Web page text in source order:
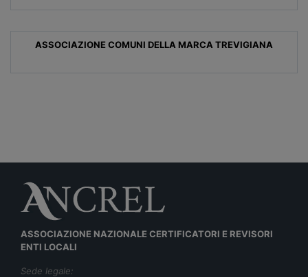
ASSOCIAZIONE COMUNI DELLA MARCA TREVIGIANA
ASSOCIAZIONE NAZIONALE CERTIFICATORI E REVISORI
ENTI LOCALI
Sede legale: